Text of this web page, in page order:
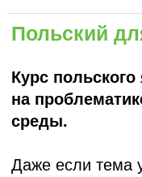
Польский
Курс
на
среды.
Даже если тема